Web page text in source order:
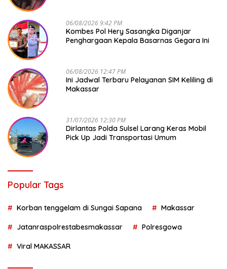
06/08/2026 9:42 PM
Kombes Pol Hery Sasangka Diganjar
Penghargaan Kepala Basarnas Gegara Ini
06/08/2026 12:47 PM
Ini Jadwal Terbaru Pelayanan SIM Keliling di
Makassar
31/07/2026 12:30 PM
Dirlantas Polda Sulsel Larang Keras Mobil
Pick Up Jadi Transportasi Umum
Popular Tags
Korban tenggelam di Sungai Sapana Makassar
Jatanraspolrestabesmakassar Polresgowa
Viral MAKASSAR